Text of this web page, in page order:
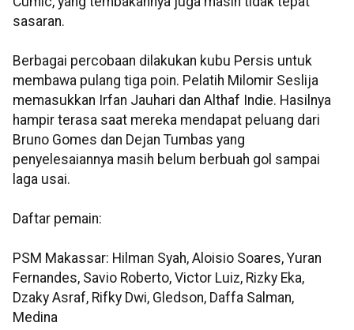
sasaran.
Berbagai percobaan dilakukan kubu Persis untuk
membawa pulang tiga poin. Pelatih Milomir Seslija
memasukkan Irfan Jauhari dan Althaf Indie. Hasilnya
hampir terasa saat mereka mendapat peluang dari
Bruno Gomes dan Dejan Tumbas yang
penyelesaiannya masih belum berbuah gol sampai
laga usai.
Daftar pemain:
PSM Makassar: Hilman Syah, Aloisio Soares, Yuran
Fernandes, Savio Roberto, Victor Luiz, Rizky Eka,
Dzaky Asraf, Rifky Dwi, Gledson, Daffa Salman,
Medina